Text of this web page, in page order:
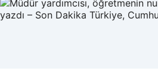
© 2026 Habersel – Güncel Haberler